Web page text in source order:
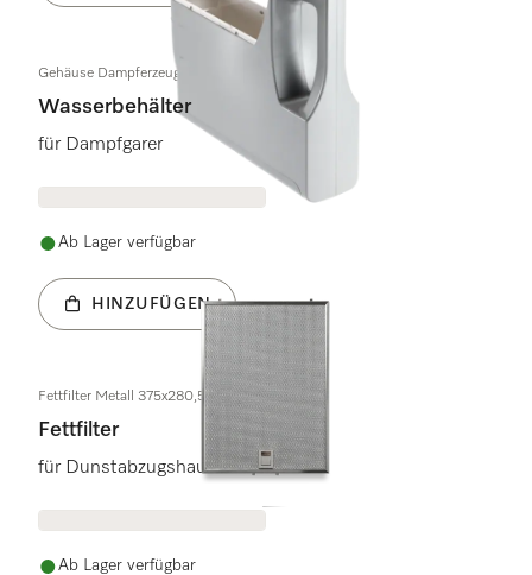
Gehäuse Dampferzeuger 2,2KW/230V IRCA/DG
Wasserbehälter
für Dampfgarer
Ab Lager verfügbar
HINZUFÜGEN
Fettfilter Metall 375x280,5x9
Fettfilter
für Dunstabzugshauben
Ab Lager verfügbar